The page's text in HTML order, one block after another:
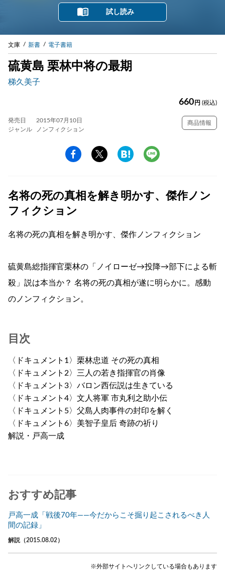
試し読み
文庫 新書 電子書籍
硫黄島 栗林中将の最期
梯久美子
660 円 (税込)
発売日
2015年07月10日
ジャンル
ノンフィクション
商品情報
名将の死の真相を解き明かす、傑作ノン
フィクション
名将の死の真相を解き明かす、傑作ノンフィクション
硫黄島総指揮官栗林の「ノイローゼ→投降→部下による斬
殺」説は本当か？ 名将の死の真相が遂に明らかに。感動
のノンフィクション。
目次
〈ドキュメント1〉栗林忠道 その死の真相
〈ドキュメント2〉三人の若き指揮官の肖像
〈ドキュメント3〉バロン西伝説は生きている
〈ドキュメント4〉文人将軍 市丸利之助小伝
〈ドキュメント5〉父島人肉事件の封印を解く
〈ドキュメント6〉美智子皇后 奇跡の祈り
解説・戸高一成
おすすめ記事
戸高一成「戦後70年――今だからこそ掘り起こされるべき人
間の記録」
解説（2015.08.02）
※外部サイトへリンクしている場合もあります